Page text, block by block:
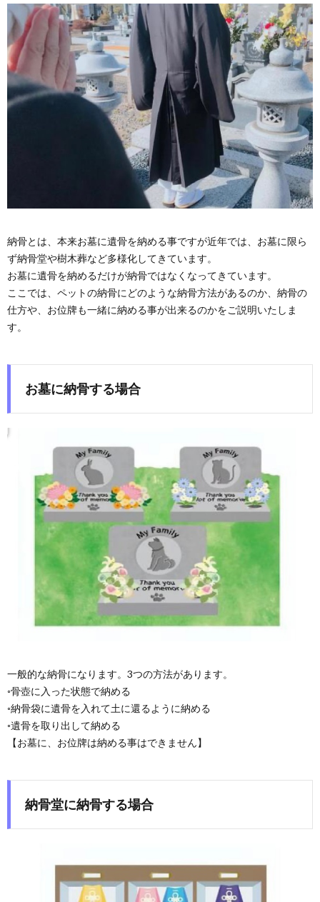
納骨とは、本来お墓に遺骨を納める事ですが近年では、お墓に限ら
ず納骨堂や樹木葬など多様化してきています。
お墓に遺骨を納めるだけが納骨ではなくなってきています。
ここでは、ペットの納骨にどのような納骨方法があるのか、納骨の
仕方や、お位牌も一緒に納める事が出来るのかをご説明いたしま
す。
お墓に納骨する場合
一般的な納骨になります。3つの方法があります。
◦骨壺に入った状態で納める
◦納骨袋に遺骨を入れて土に還るように納める
◦遺骨を取り出して納める
【お墓に、お位牌は納める事はできません】
納骨堂に納骨する場合